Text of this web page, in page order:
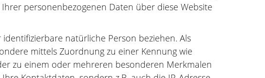
personenbezogenen Daten über diese Website
natürliche Person beziehen. Als
mittels Zuordnung zu einer Kennung wie
zu einem oder mehreren besonderen Merkmalen